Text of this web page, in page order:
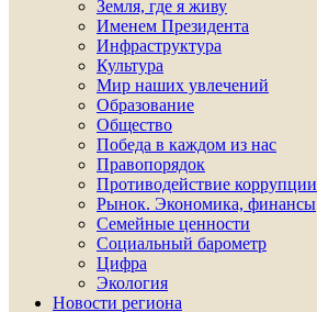
Земля, где я живу
Именем Президента
Инфраструктура
Культура
Мир наших увлечений
Образование
Общество
Победа в каждом из нас
Правопорядок
Противодействие коррупции
Рынок. Экономика, финансы
Семейные ценности
Социальный барометр
Цифра
Экология
Новости региона